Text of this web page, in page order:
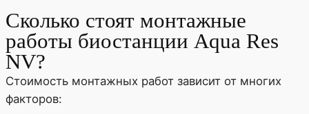
Сколько стоят монтажные
работы биостанции Aqua Res
NV?
Стоимость монтажных работ зависит от многих
факторов: